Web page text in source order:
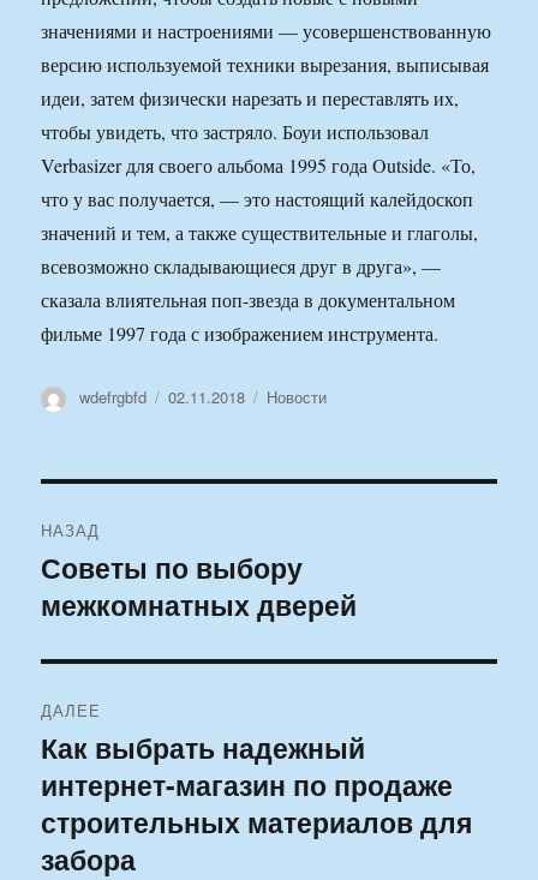
значениями и настроениями — усовершенствованную
версию используемой техники вырезания, выписывая
идеи, затем физически нарезать и переставлять их,
чтобы увидеть, что застряло. Боуи использовал
Verbasizer для своего альбома 1995 года Outside. «То,
что у вас получается, — это настоящий калейдоскоп
значений и тем, а также существительные и глаголы,
всевозможно складывающиеся друг в друга», —
сказала влиятельная поп-звезда в документальном
фильме 1997 года с изображением инструмента.
Автор
wdefrgbfd Опубликовано
02.11.2018 Рубрики
Новости
по
записям
НАЗАД
Предыдущая
запись:
Советы по выбору
межкомнатных дверей
ДАЛЕЕ
Следующая
запись:
Как выбрать надежный
интернет-магазин по продаже
строительных материалов для
забора